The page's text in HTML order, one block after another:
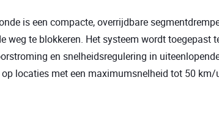
is een compacte, overrijdbare
weg te blokkeren. Het systeem wordt toegepast
en snelheidsregulering in
locaties met een maximumsnelheid tot 50 km/